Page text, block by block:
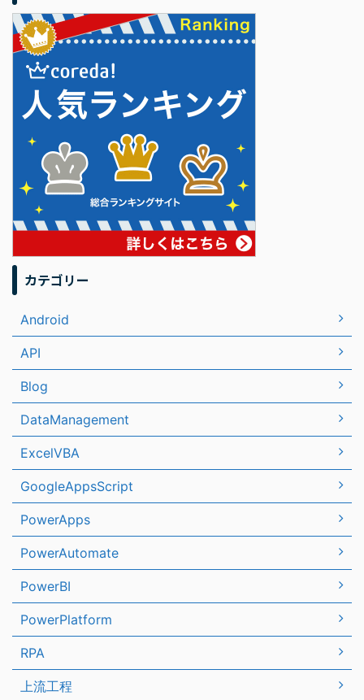
カテゴリー
Android
API
Blog
DataManagement
ExcelVBA
GoogleAppsScript
PowerApps
PowerAutomate
PowerBI
PowerPlatform
RPA
上流工程